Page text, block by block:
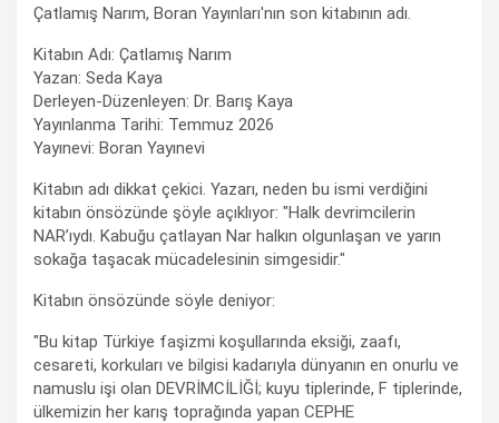
Çatlamış Narım, Boran Yayınları'nın son kitabının adı.
Kitabın Adı: Çatlamış Narım
Yazan: Seda Kaya
Derleyen-Düzenleyen: Dr. Barış Kaya
Yayınlanma Tarihi: Temmuz 2026
Yayınevi: Boran Yayınevi
Kitabın adı dikkat çekici. Yazarı, neden bu ismi verdiğini
kitabın önsözünde şöyle açıklıyor: "Halk devrimcilerin
NAR’ıydı. Kabuğu çatlayan Nar halkın olgunlaşan ve yarın
sokağa taşacak mücadelesinin simgesidir."
Kitabın önsözünde söyle deniyor:
"Bu kitap Türkiye faşizmi koşullarında eksiği, zaafı,
cesareti, korkuları ve bilgisi kadarıyla dünyanın en onurlu ve
namuslu işi olan DEVRİMCİLİĞİ; kuyu tiplerinde, F tiplerinde,
ülkemizin her karış toprağında yapan CEPHE